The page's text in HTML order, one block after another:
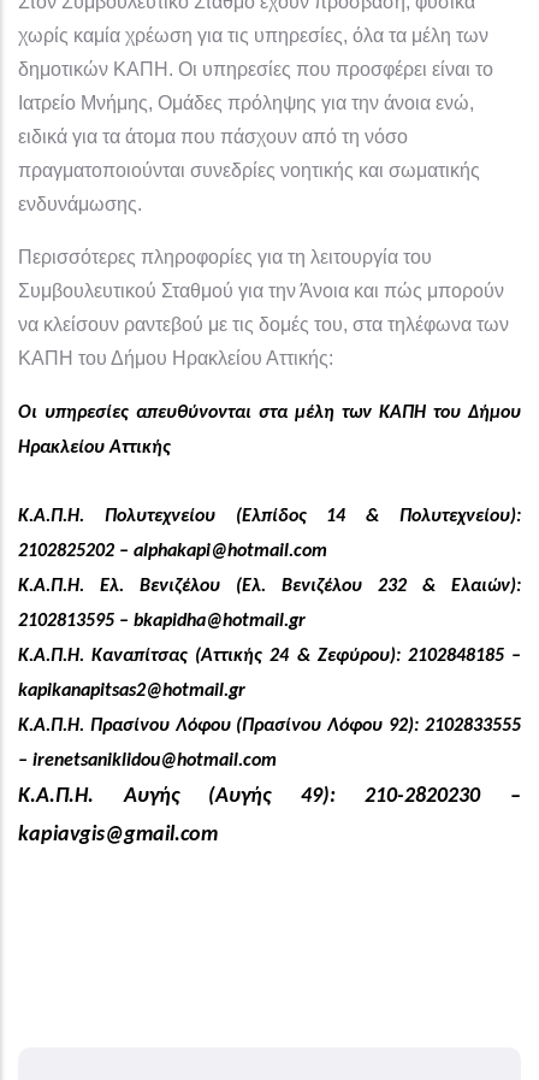
χωρίς καμία χρέωση για τις υπηρεσίες, όλα τα μέλη των
δημοτικών ΚΑΠΗ. Οι υπηρεσίες που προσφέρει είναι το
Ιατρείο Μνήμης, Ομάδες πρόληψης για την άνοια ενώ,
ειδικά για τα άτομα που πάσχουν από τη νόσο
πραγματοποιούνται συνεδρίες νοητικής και σωματικής
ενδυνάμωσης.
Περισσότερες πληροφορίες για τη λειτουργία του
Συμβουλευτικού Σταθμού για την Άνοια και πώς μπορούν
να κλείσουν ραντεβού με τις δομές του, στα τηλέφωνα των
ΚΑΠΗ του Δήμου Ηρακλείου Αττικής:
Οι υπηρεσίες απευθύνονται στα μέλη των ΚΑΠΗ του Δήμου
Ηρακλείου Αττικής
Κ.Α.Π.Η. Πολυτεχνείου (Ελπίδος 14 & Πολυτεχνείου):
2102825202 – alphakapi@hotmail.com
Κ.Α.Π.Η. Ελ. Βενιζέλου (Ελ. Βενιζέλου 232 & Ελαιών):
2102813595 – bkapidha@hotmail.gr
Κ.Α.Π.Η. Καναπίτσας (Αττικής 24 & Ζεφύρου): 2102848185 –
kapikanapitsas2@hotmail.gr
Κ.Α.Π.Η. Πρασίνου Λόφου (Πρασίνου Λόφου 92): 2102833555
– irenetsaniklidou@hotmail.com
Κ.Α.Π.Η. Αυγής (Αυγής 49): 210-2820230 –
kapiavgis@gmail.com